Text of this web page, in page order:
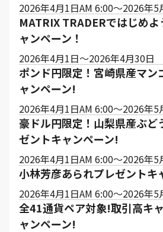
2026年4月1日AM 6:00～2026年5
MATRIX TRADERではじめ
ャンペーン！
2026年4月1日～2026年4月30日
ポンド円限定！宮崎県産マン
ャンペーン!
2026年4月1日AM 6:00～2026年5
豪ドル円限定！山梨県産ぶど
ゼントキャンペーン!
2026年4月1日AM 6:00～2026年5
小林芳彦あられプレゼントキ
2026年4月1日AM 6:00～2026年5
全41通貨ペア対象!取引高キ
ャンペーン!